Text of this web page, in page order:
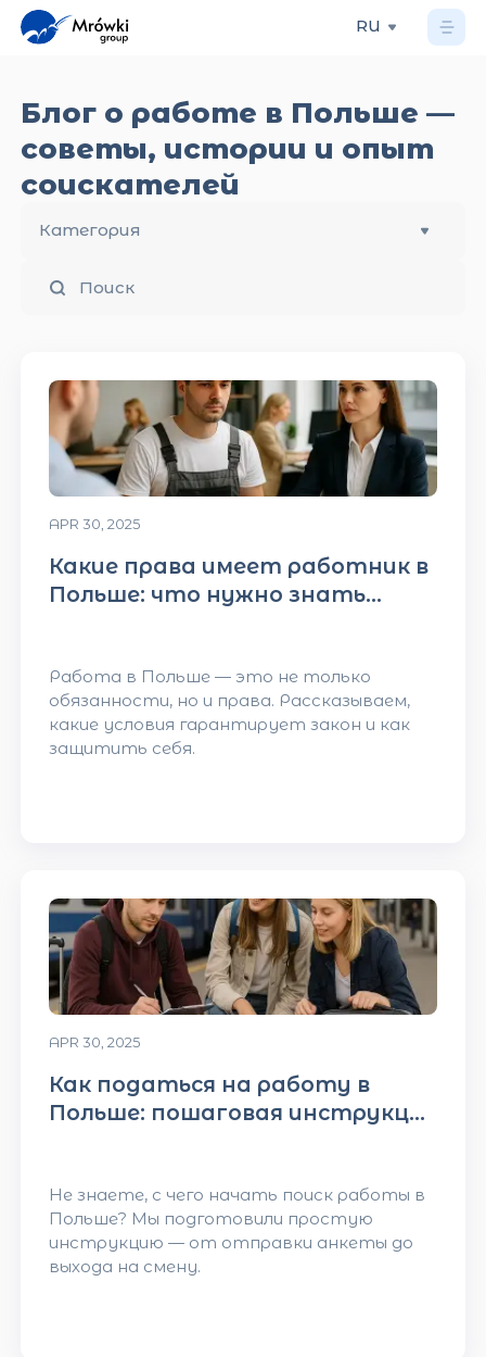
RU
Блог о работе в Польше —
советы, истории и опыт
соискателей
Читайте наш блог: советы по трудоустройству
Категория
Поиск
APR 30, 2025
Какие права имеет работник в
Польше: что нужно знать
Работа в Польше — это не только
обязанности, но и права. Рассказываем,
какие условия гарантирует закон и как
защитить себя.
APR 30, 2025
Как податься на работу в
Польше: пошаговая инструкция
Не знаете, с чего начать поиск работы в
Польше? Мы подготовили простую
инструкцию — от отправки анкеты до
выхода на смену.